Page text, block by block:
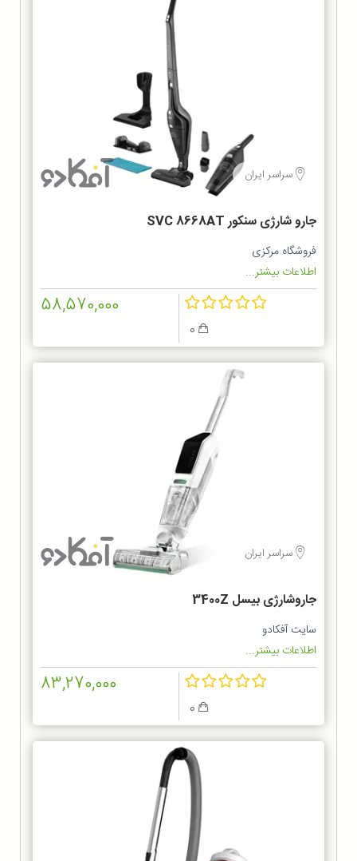
سراسر ایران
جارو شارژی سنکور SVC 8668AT
فروشگاه مرکزی
اطلاعات بیشتر...
58,570,000
سراسر ایران
جاروشارژی بیسل 3400Z
سایت آفکادو
اطلاعات بیشتر...
83,270,000